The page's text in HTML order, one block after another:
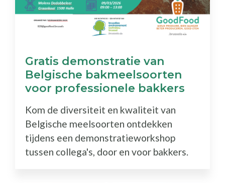
Gratis demonstratie van
Belgische bakmeelsoorten
voor professionele bakkers
Kom de diversiteit en kwaliteit van
Belgische meelsoorten ontdekken
tijdens een demonstratieworkshop
tussen collega's, door en voor bakkers.